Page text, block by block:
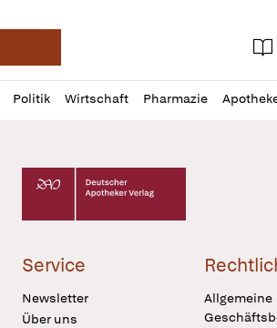
Deutsche Apotheker Zeitung
Aktuelle
login
Politik Wirtschaft Pharmazie
Profil
öffnen
Daz
Pur
Deutscher Apotheker Verlag Logo
Service
Newsletter
Über uns
Allgemeine